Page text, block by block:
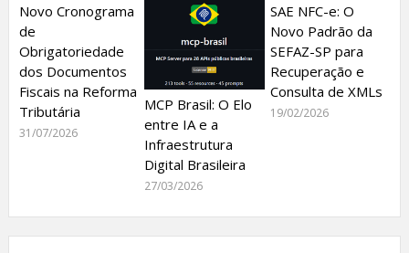
Novo Cronograma
de
Obrigatoriedade
dos Documentos
Fiscais na Reforma
Tributária
31/07/2026
MCP Brasil: O Elo
entre IA e a
Infraestrutura
Digital Brasileira
27/03/2026
SAE NFC-e: O
Novo Padrão da
SEFAZ-SP para
Recuperação e
Consulta de XMLs
19/02/2026